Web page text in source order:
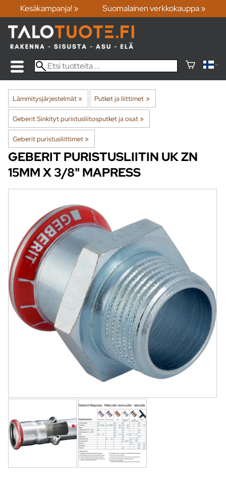
Kesäkampanja! » Suomalainen verkkokauppa »
Lämmitysjärjestelmät‪» Putket ja liittimet ‪»
Geberit Sinkityt puristusliitosputket ja osat‪»
Geberit puristusliittimet‪»
GEBERITPURISTUSLIITIN UK ZN
15MM X 3/8" MAPRESS